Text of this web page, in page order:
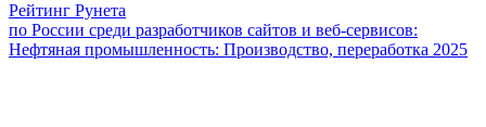
Рейтинг Рунета
по России среди разработчиков сайтов и веб-сервисов:
Нефтяная промышленность: Производство, переработка 2025